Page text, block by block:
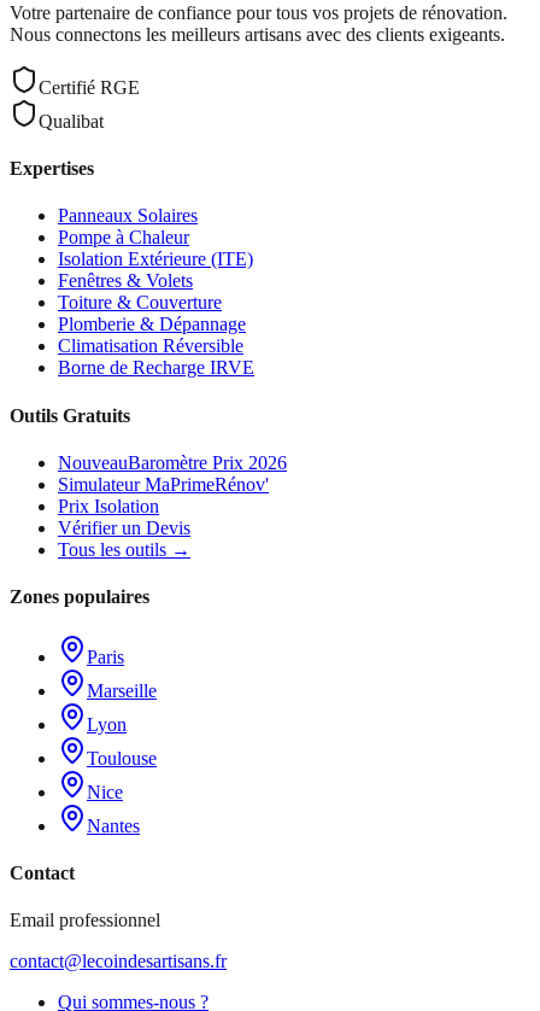
Votre partenaire de confiance pour tous vos projets de rénovation.
Nous connectons les meilleurs artisans avec des clients exigeants.
Certifié RGE
Qualibat
Expertises
Panneaux Solaires
Pompe à Chaleur
Isolation Extérieure (ITE)
Fenêtres & Volets
Toiture & Couverture
Plomberie & Dépannage
Climatisation Réversible
Borne de Recharge IRVE
Outils Gratuits
NouveauBaromètre Prix 2026
Simulateur MaPrimeRénov'
Prix Isolation
Vérifier un Devis
Tous les outils →
Zones populaires
Paris
Marseille
Lyon
Toulouse
Nice
Nantes
Contact
Email professionnel
contact@lecoindesartisans.fr
Qui sommes-nous ?